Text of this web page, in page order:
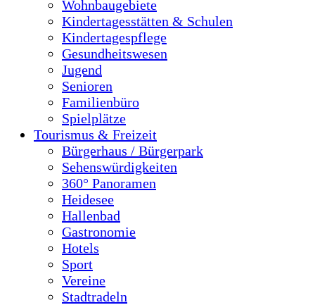
Wohnbaugebiete
Kindertagesstätten & Schulen
Kindertagespflege
Gesundheitswesen
Jugend
Senioren
Familienbüro
Spielplätze
Tourismus & Freizeit
Bürgerhaus / Bürgerpark
Sehenswürdigkeiten
360° Panoramen
Heidesee
Hallenbad
Gastronomie
Hotels
Sport
Vereine
Stadtradeln